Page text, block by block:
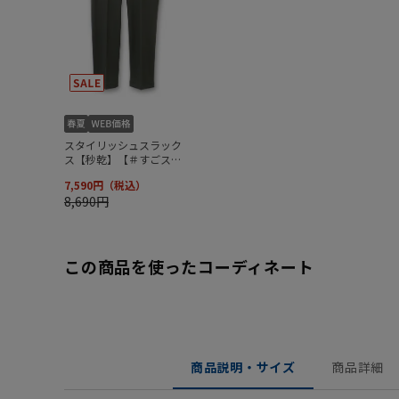
この商品を使ったコーディネート
商品説明・サイズ 商品詳細